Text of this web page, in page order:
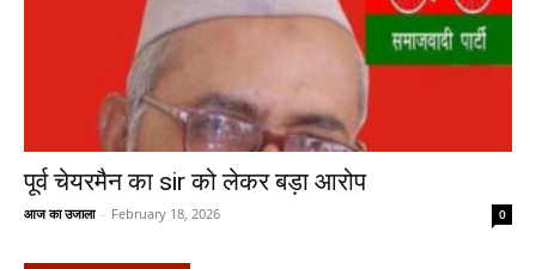
पूर्व चेयरमैन का sir को लेकर बड़ा आरोप
आज का उजाला - February 18, 2026 0